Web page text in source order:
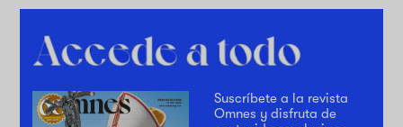
Suscríbete a la revista
Omnes y disfruta de